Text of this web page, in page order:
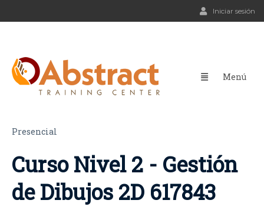
Iniciar sesión
Presencial
Curso Nivel 2 - Gestión
de Dibujos 2D 617843